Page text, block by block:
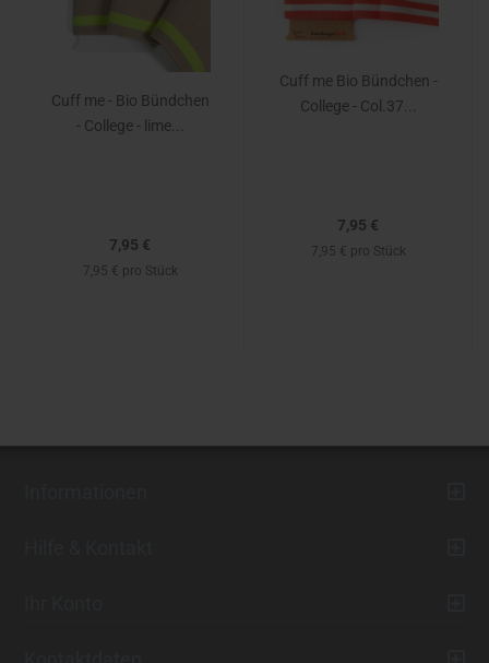
Cuff me - Bio Bündchen
- College - lime...
7,95 €
7,95 € pro Stück
Cuff me Bio Bündchen -
College - Col.37...
7,95 €
7,95 € pro Stück